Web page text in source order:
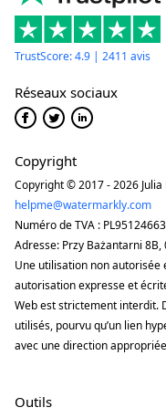
TrustScore: 4.9 | 2411 avis
Réseaux sociaux
Copyright
Copyright © 2017 - 2026 Julia
helpme@watermarkly.com
Numéro de TVA :
Adresse: Przy Bażantarni
Une utilisation non
autorisation expresse et
Web est strictement interdit.
utilisés, pourvu qu’un lien
avec une direction
Outils